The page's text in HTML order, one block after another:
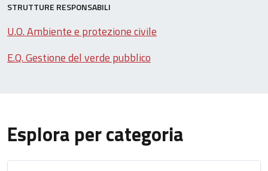
STRUTTURE RESPONSABILI
U.O. Ambiente e protezione civile
E.Q. Gestione del verde pubblico
Esplora per categoria